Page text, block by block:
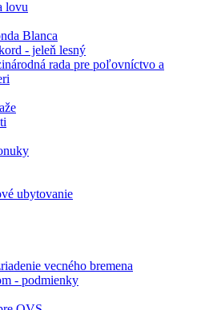
lovu
Blanca
- jeleň lesný
rada pre poľovníctvo a
ubytovanie
vecného bremena
- podmienky